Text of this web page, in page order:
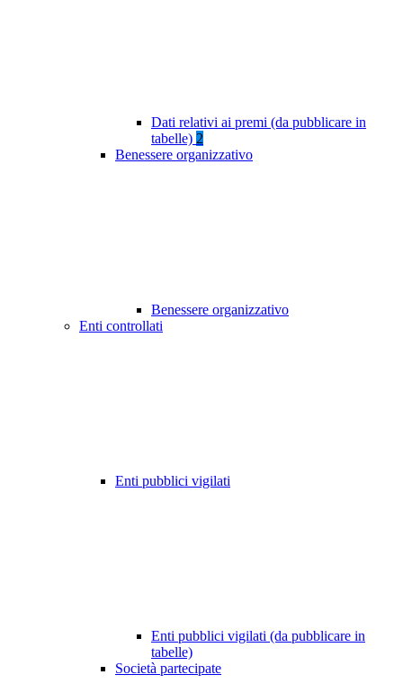
Dati relativi ai premi (da pubblicare in
tabelle) 2
Benessere organizzativo
Benessere organizzativo
Enti controllati
Enti pubblici vigilati
Enti pubblici vigilati (da pubblicare in
tabelle)
Società partecipate